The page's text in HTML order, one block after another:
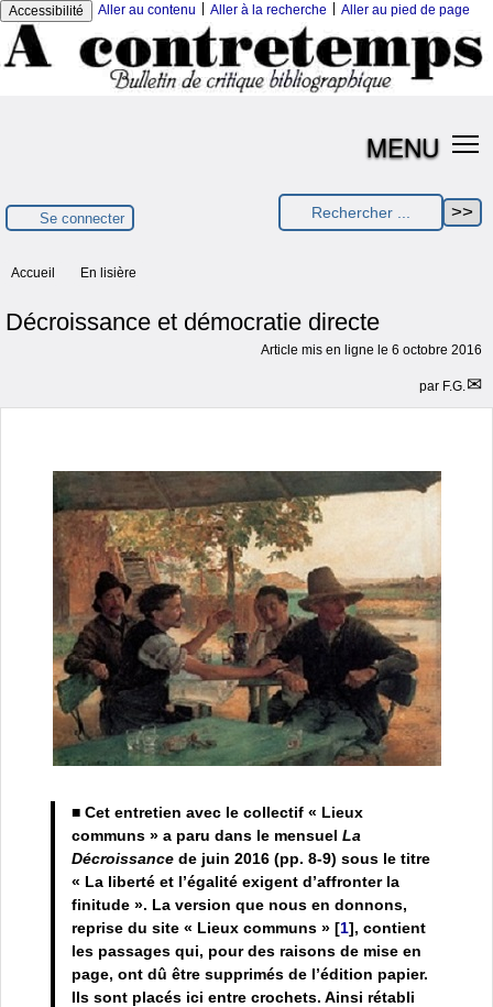
Accessibilité Aller au contenu Aller à la recherche Aller au pied de page
MENU
Se connecter
Accueil En lisière
Décroissance et démocratie directe
Article mis en ligne le 6 octobre 2016
par F.G.
■ Cet entretien avec le collectif « Lieux
communs » a paru dans le mensuel La
Décroissancede juin 2016 (pp. 8-9) sous le titre
« La liberté et l’égalité exigent d’affronter la
finitude ». La version que nous en donnons,
reprise du site « Lieux communs »[1], contient
les passages qui, pour des raisons de mise en
page, ont dû être supprimés de l’édition papier.
Ils sont placés ici entre crochets. Ainsi rétabli